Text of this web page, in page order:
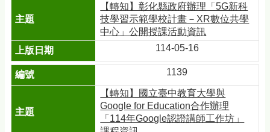
【轉知】彰化縣政府辦理「5G新科
技學習示範學校計畫－XR數位共學
中心」公開授課活動資訊
114-05-16
1139
【轉知】國立臺中教育大學與
Google for Education合作辦理
「114年Google認證講師工作坊」